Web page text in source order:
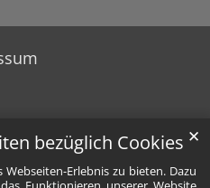
bezüglich Cookies
Erlebnis zu bieten. Dazu
✕